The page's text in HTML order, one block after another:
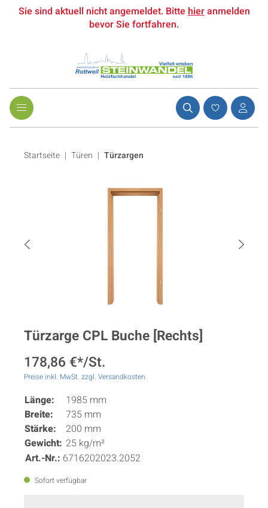
Sie sind aktuell nicht angemeldet. Bittehieranmelden
bevor Sie fortfahren.
Startseite Türen | Türzargen
Türzarge CPL Buche [Rechts]
178,86 €*/St.
Preise inkl. MwSt. zzgl. Versandkosten
Länge:
1985 mm
Breite:
735 mm
Stärke:
200 mm
Gewicht: 25 kg/m²
Art.-Nr.: 6716202023.2052
Sofort verfügbar